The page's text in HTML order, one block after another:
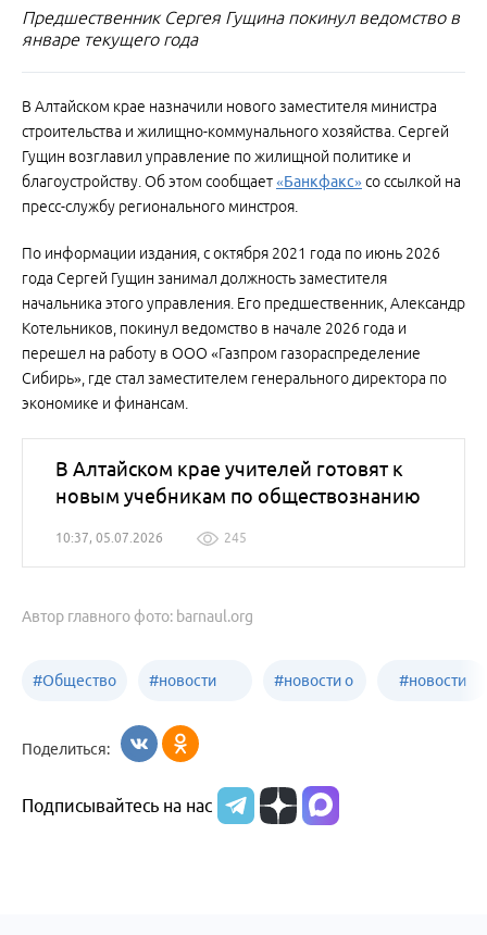
Предшественник Сергея Гущина покинул ведомство в
январе текущего года
В Алтайском крае назначили нового заместителя министра
строительства и жилищно-коммунального хозяйства. Сергей
Гущин возглавил управление по жилищной политике и
благоустройству. Об этом сообщает«Банкфакс»со ссылкой на
пресс-службу регионального минстроя.
По информации издания, с октября 2021 года по июнь 2026
года Сергей Гущин занимал должность заместителя
начальника этого управления. Его предшественник, Александр
Котельников, покинул ведомство в начале 2026 года и
перешел на работу в ООО «Газпром газораспределение
Сибирь», где стал заместителем генерального директора по
экономике и финансам.
В Алтайском крае учителей готовят к
новым учебникам по обществознанию
10:37, 05.07.2026 245
Автор главного фото: barnaul.org
#Общество #новости
образования
#новости о
Алтайского
#новости
Поделиться:
Подписывайтесь на нас